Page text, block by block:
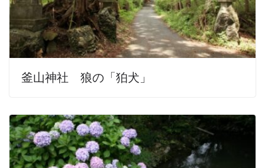
釜山神社 狼の「狛犬」